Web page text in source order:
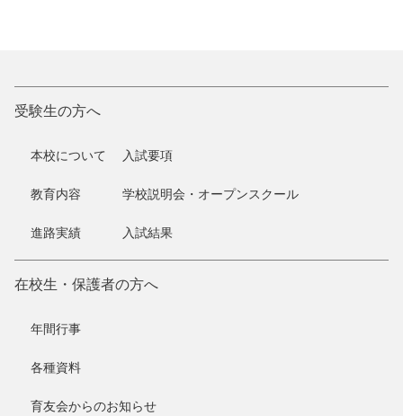
受験生の方へ
本校について
教育内容
進路実績
入試要項
学校説明会・オープンスクール
入試結果
在校生・保護者の方へ
年間行事
各種資料
育友会からのお知らせ